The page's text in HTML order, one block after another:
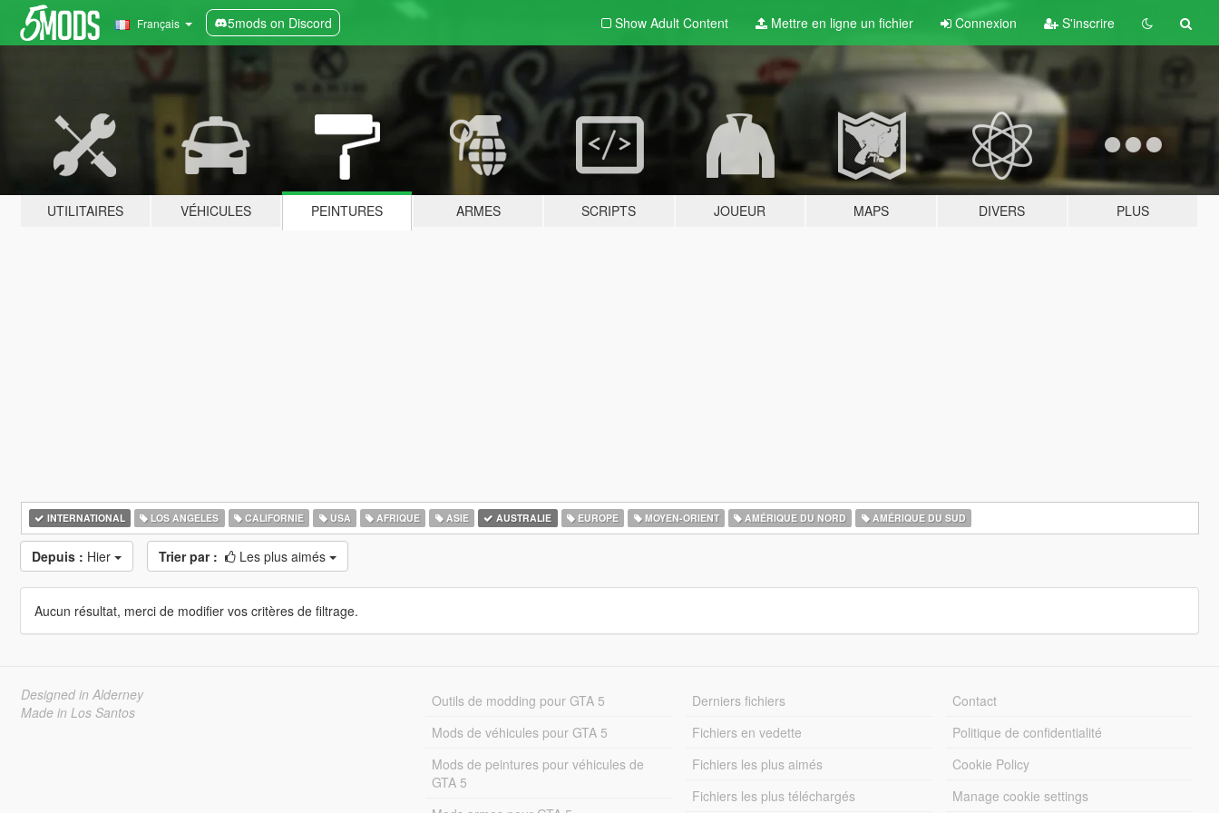
Français 5mods on Discord Show Adult Content Mettre en ligne un fichier Connexion S'inscrire
UTILITAIRES VÉHICULES PEINTURES ARMES SCRIPTS JOUEUR MAPS DIVERS PLUS
INTERNATIONAL LOS ANGELES CALIFORNIE USA AFRIQUE ASIE AUSTRALIE EUROPE MOYEN-ORIENT AMÉRIQUE DU NORD AMÉRIQUE DU SUD
Depuis : Hier Trier par : Les plus aimés
Aucun résultat, merci de modifier vos critères de filtrage.
Designed in Alderney
Made in Los Santos
Outils de modding pour GTA 5
Mods de véhicules pour GTA 5
Mods de peintures pour véhicules de
GTA 5
Derniers fichiers
Fichiers en vedette
Fichiers les plus aimés
Fichiers les plus téléchargés
Contact
Politique de confidentialité
Cookie Policy
Manage cookie settings